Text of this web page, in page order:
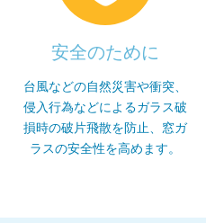
安全のために
台風などの自然災害や衝突、
侵入行為などによるガラス破
損時の破片飛散を防止、窓ガ
ラスの安全性を高めます。